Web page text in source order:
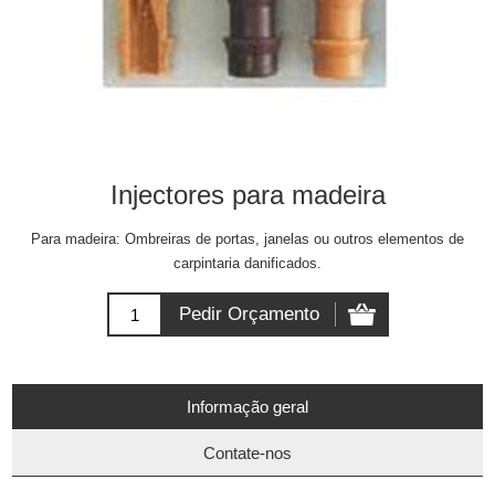
Injectores para madeira
Para madeira: Ombreiras de portas, janelas ou outros elementos de
carpintaria danificados.
Informação geral
Contate-nos